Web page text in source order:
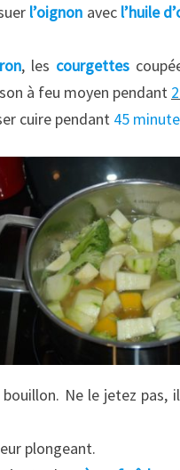
l’oignon avecl’huile
, les courgettes
à feu moyen pendant
cuire pendant 45 minute
Ne le jetez pas,
plongeant.